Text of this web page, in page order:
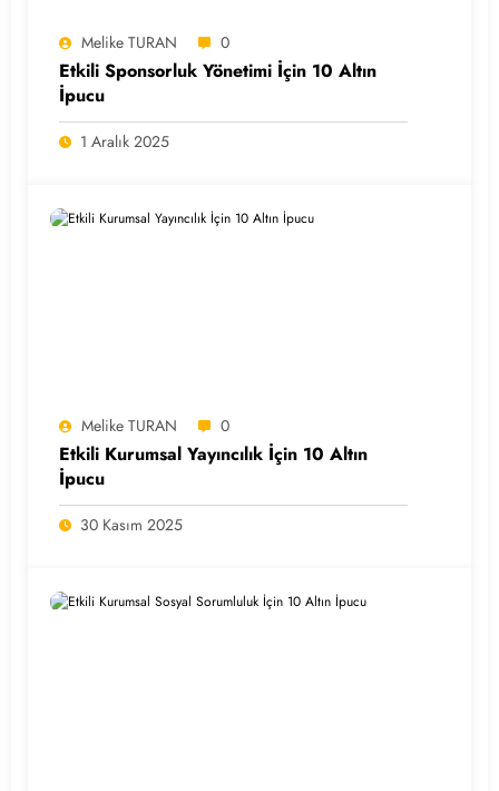
Melike TURAN 0
Etkili Sponsorluk Yönetimi İçin 10 Altın
İpucu
1 Aralık 2025
Melike TURAN 0
Etkili Kurumsal Yayıncılık İçin 10 Altın
İpucu
30 Kasım 2025